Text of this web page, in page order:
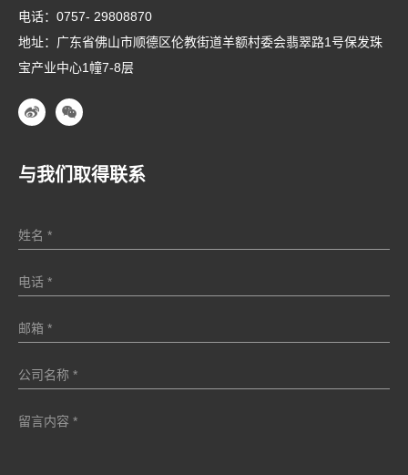
电话： 0757- 29808870
地址：广东省佛山市顺德区伦教街道羊额村委会翡翠路1号保发珠
宝产业中心1幢7-8层
与我们取得联系